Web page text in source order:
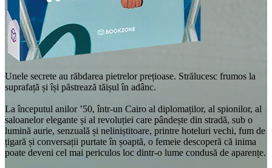
Unele secrete au răbdarea pietrelor prețioase. Strălucesc frumos la
suprafață și își păstrează tăișul în adânc.
La începutul anilor ’50, într-un Cairo al diplomaților, al spionilor, al
saloanelor elegante și al revoluției care pândește din stradă, sub o
lumină aurie, senzuală și neliniștitoare, printre hoteluri vechi, fum de
țigară și conversații purtate în șoaptă, o femeie descoperă că inima
poate deveni cel mai periculos loc dintr-o lume condusă de aparențe.